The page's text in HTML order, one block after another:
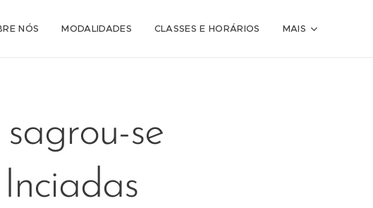
NÓS MODALIDADES CLASSES E HORÁRIOS MAIS
se